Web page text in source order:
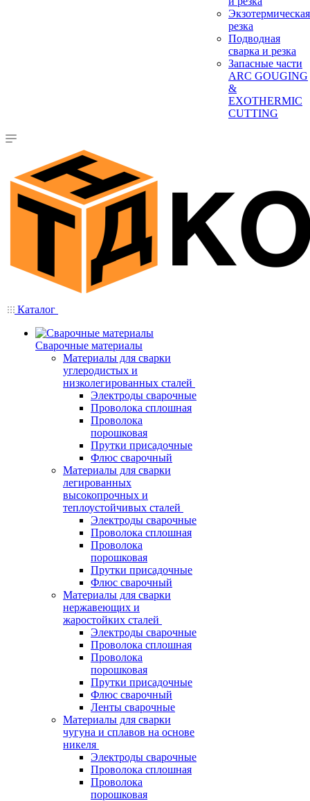
Экзотермическая
резка
Подводная
сварка и резка
Запасные части
ARC GOUGING
&
EXOTHERMIC
CUTTING
Каталог
Сварочные материалы
Материалы для сварки
углеродистых и
низколегированных сталей
Электроды сварочные
Проволока сплошная
Проволока
порошковая
Прутки присадочные
Флюс сварочный
Материалы для сварки
легированных
высокопрочных и
теплоустойчивых сталей
Электроды сварочные
Проволока сплошная
Проволока
порошковая
Прутки присадочные
Флюс сварочный
Материалы для сварки
нержавеющих и
жаростойких сталей
Электроды сварочные
Проволока сплошная
Проволока
порошковая
Прутки присадочные
Флюс сварочный
Ленты сварочные
Материалы для сварки
чугуна и сплавов на основе
никеля
Электроды сварочные
Проволока сплошная
Проволока
порошковая